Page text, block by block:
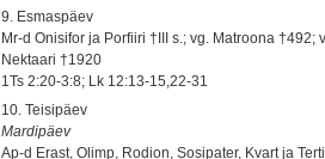
9. Esmaspäev
Mr-d Onisifor ja Porfiiri †III s.; vg. Matroona †492;
Nektaari †1920
1Ts 2:20-3:8; Lk 12:13-15,22-31
10. Teisipäev
Mardipäev
Ap-d Erast, Olimp, Rodion, Sosipater, Kvart ja